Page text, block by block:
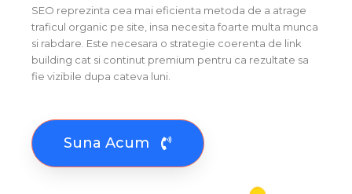
SEO reprezinta cea mai eficienta metoda de a atrage
traficul organic pe site, insa necesita foarte multa munca
si rabdare. Este necesara o strategie coerenta de link
building cat si continut premium pentru ca rezultate sa
fie vizibile dupa cateva luni.
Suna Acum